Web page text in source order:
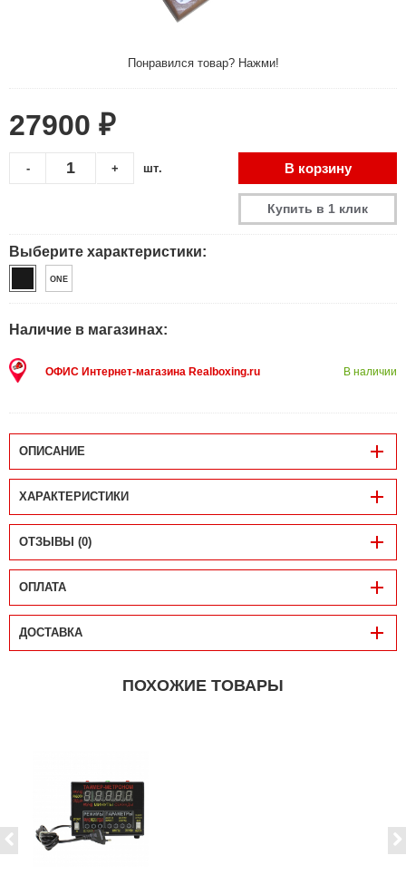
Понравился товар? Нажми!
27900 ₽
+
- шт. В корзину
Купить в 1 клик
Выберите характеристики:
ONE
Наличие в магазинах:
ОФИС Интернет-магазина Realboxing.ru В наличии
ОПИСАНИЕ
ХАРАКТЕРИСТИКИ
ОТЗЫВЫ (0)
ОПЛАТА
ДОСТАВКА
ПОХОЖИЕ ТОВАРЫ